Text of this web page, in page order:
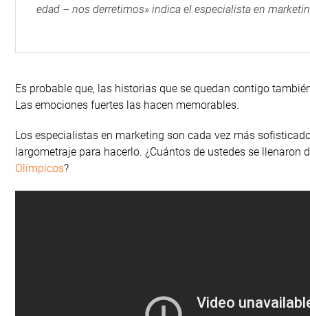
edad – nos derretimos» indica el especialista en
Es probable que, las historias que se quedan contigo
Las emociones fuertes las hacen memorables.
Los especialistas en marketing son cada vez más
largometraje para hacerlo. ¿Cuántos de ustedes se
Olímpicos?